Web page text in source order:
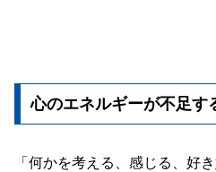
心のエネルギーが不足す
「何かを考える、感じる、好